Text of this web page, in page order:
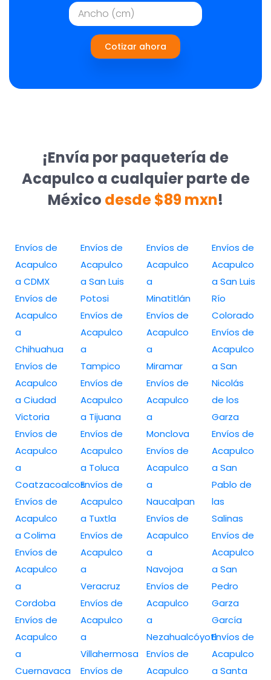
Cotizar ahora
¡Envía por paquetería de
Acapulco a cualquier parte de
México desde $89 mxn!
Envíos de
Acapulco
a CDMX
Envíos de
Acapulco
a
Chihuahua
Envíos de
Acapulco
a Ciudad
Victoria
Envíos de
Acapulco
a
Coatzacoalcos
Envíos de
Acapulco
a Colima
Envíos de
Acapulco
a
Cordoba
Envíos de
Acapulco
a
Cuernavaca
Envíos de
Acapulco
a San Luis
Potosi
Envíos de
Acapulco
a
Tampico
Envíos de
Acapulco
a Tijuana
Envíos de
Acapulco
a Toluca
Envíos de
Acapulco
a Tuxtla
Envíos de
Acapulco
a
Veracruz
Envíos de
Acapulco
a
Villahermosa
Envíos de
Envíos de
Acapulco
a
Minatitlán
Envíos de
Acapulco
a
Miramar
Envíos de
Acapulco
a
Monclova
Envíos de
Acapulco
a
Naucalpan
Envíos de
Acapulco
a
Navojoa
Envíos de
Acapulco
a
Nezahualcóyotl
Envíos de
Acapulco
Envíos de
Acapulco
a San Luis
Río
Colorado
Envíos de
Acapulco
a San
Nicolás
de los
Garza
Envíos de
Acapulco
a San
Pablo de
las
Salinas
Envíos de
Acapulco
a San
Pedro
Garza
García
Envíos de
Acapulco
a Santa